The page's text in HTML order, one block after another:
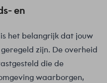
en
het belangrijk dat jouw
zijn. De overheid
die de
waarborgen,